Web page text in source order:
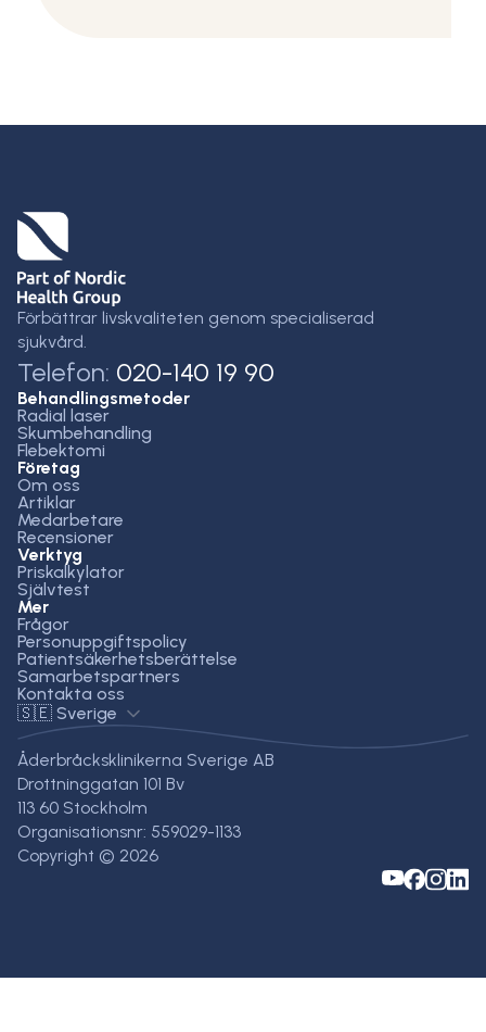
Förbättrar livskvaliteten genom specialiserad
sjukvård.
Telefon: 020-140 19 90
Behandlingsmetoder
Radial laser
Skumbehandling
Flebektomi
Företag
Om oss
Artiklar
Medarbetare
Recensioner
Verktyg
Priskalkylator
Självtest
Mer
Frågor
Personuppgiftspolicy
Patientsäkerhetsberättelse
Samarbetspartners
Kontakta oss
🇸🇪 Sverige
Åderbråcksklinikerna Sverige AB
Drottninggatan 101 Bv
113 60 Stockholm
Organisationsnr: 559029-1133
Copyright © 2026